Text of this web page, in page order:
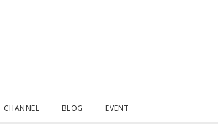
CHANNEL BLOG EVENT